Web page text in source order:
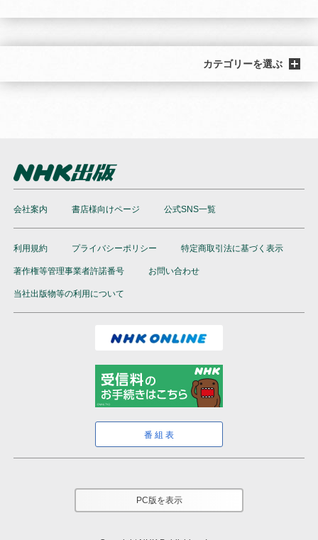
カテゴリーを選ぶ
会社案内 書店様向けページ 公式SNS一覧
利用規約 プライバシーポリシー 特定商取引法に基づく表示
著作権等管理事業者許諾番号 お問い合わせ
当社出版物等の利用について
番組表
PC版を表示